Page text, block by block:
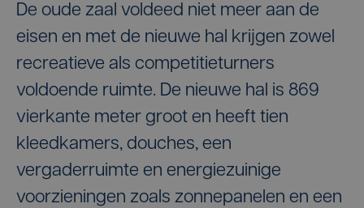
De oude zaal voldeed niet meer aan de
eisen en met de nieuwe hal krijgen zowel
recreatieve als competitieturners
voldoende ruimte. De nieuwe hal is 869
vierkante meter groot en heeft tien
kleedkamers, douches, een
vergaderruimte en energiezuinige
voorzieningen zoals zonnepanelen en een